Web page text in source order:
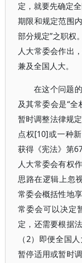
定，就要先确定
期限和规定范围
部分规定”之职权
人大常委会作出
兼及全国人大。
在这个问题
及其常委会是“
暂时调整法律规
点权[10]或一种
获得《宪法》第
人大常委会有权
思路在逻辑上忽
常委会概括性地
常委会可以决定
定，还需要根据
（2）即便全国
暂停适用或暂时